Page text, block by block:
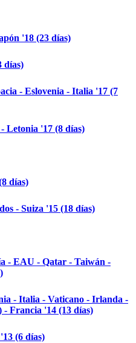
'18 (23 días)
días)
- Eslovenia - Italia '17 (7
Letonia '17 (8 días)
días)
- Suiza '15 (18 días)
- EAU - Qatar - Taiwán -
- Italia - Vaticano - Irlanda -
Francia '14 (13 días)
(6 días)